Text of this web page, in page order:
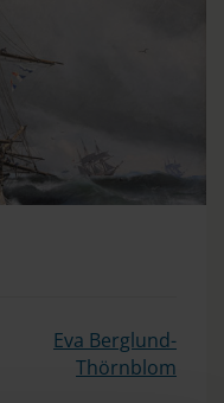
Eva Berglund-
Thörnblom